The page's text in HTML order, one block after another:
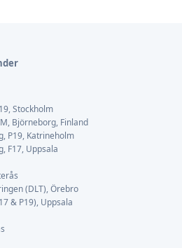
Stockholm
Björneborg, Finland
P19, Katrineholm
F17, Uppsala
(DLT), Örebro
& P19), Uppsala